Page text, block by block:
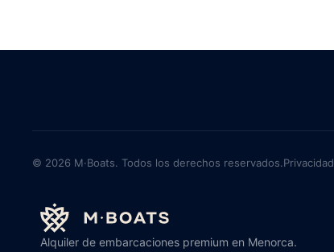
© 2026 M·Boats. Todos los derechos reservados.Privacidad
Alquiler de embarcaciones premium en Menorca.